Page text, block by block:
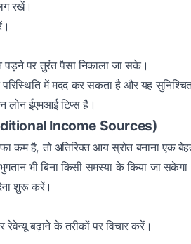
रखें।
पड़ने पर तुरंत पैसा निकाला जा सके।
में मदद कर सकता है और यह
लोन ईएमआई टिप्स है।
Income Sources)
कम है, तो अतिरिक्त आय स्रोत बनाना एक
भी बिना किसी समस्या के किया जा
शुरू करें।
बढ़ाने के तरीकों पर विचार करें।